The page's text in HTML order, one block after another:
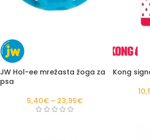
JW Hol-ee mrežasta žoga za
psa
5,40€ – 23,95€
Kong